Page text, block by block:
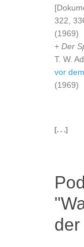
322,
(1969)
+ Der
T. W.
vor
(1969)
[. . .]